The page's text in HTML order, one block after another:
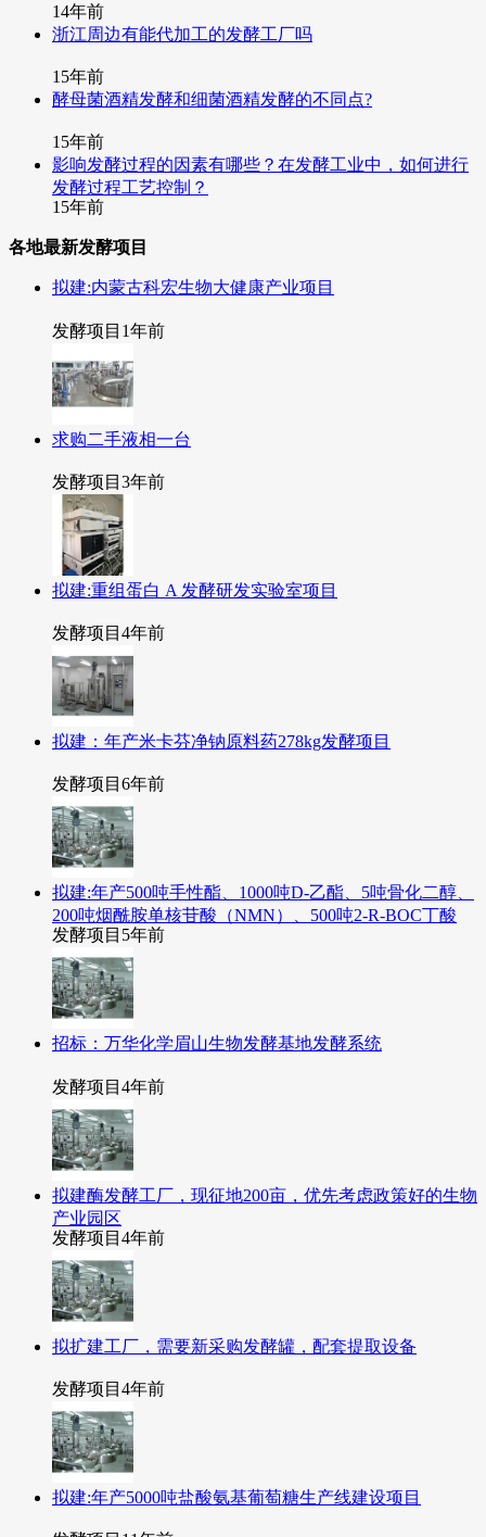
14年前
浙江周边有能代加工的发酵工厂吗
15年前
酵母菌酒精发酵和细菌酒精发酵的不同点?
15年前
影响发酵过程的因素有哪些？在发酵工业中，如何进行
发酵过程工艺控制？
15年前
各地最新发酵项目
拟建:内蒙古科宏生物大健康产业项目
发酵项目 1年前
求购二手液相一台
发酵项目 3年前
拟建:重组蛋白 A 发酵研发实验室项目
发酵项目 4年前
拟建：年产米卡芬净钠原料药278kg发酵项目
发酵项目 6年前
拟建:年产500吨手性酯、1000吨D-乙酯、5吨骨化二醇、
200吨烟酰胺单核苷酸（NMN）、500吨2-R-BOC丁酸
发酵项目 5年前
招标：万华化学眉山生物发酵基地发酵系统
发酵项目 4年前
拟建酶发酵工厂，现征地200亩，优先考虑政策好的生物
产业园区
发酵项目 4年前
拟扩建工厂，需要新采购发酵罐，配套提取设备
发酵项目 4年前
拟建:年产5000吨盐酸氨基葡萄糖生产线建设项目